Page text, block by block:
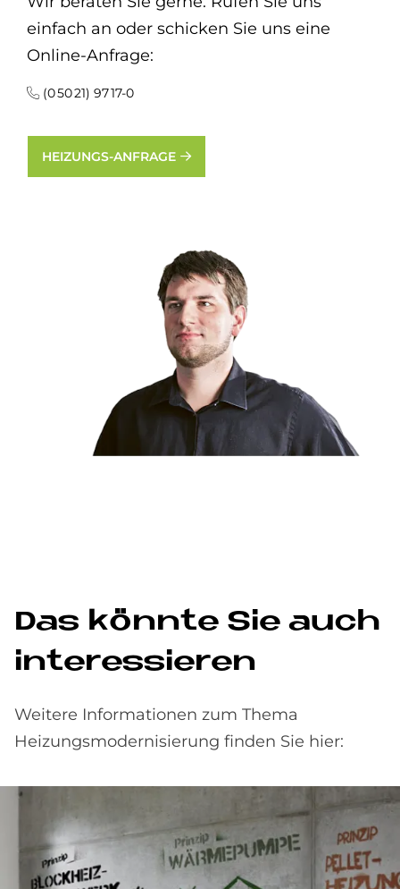
einfach an oder schicken Sie uns eine
Online-Anfrage:
(0 50 21) 97 17-0
HEIZUNGS-ANFRAGE
Das könn­te Sie auch
in­ter­es­sie­ren
Weitere Informationen zum Thema
Heizungsmodernisierung finden Sie hier: